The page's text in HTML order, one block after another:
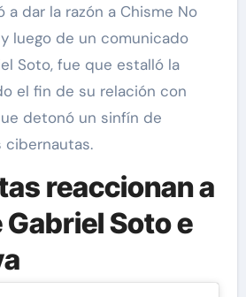
a dar la razón a Chisme No
luego de un comunicado
Soto, fue que estalló la
el fin de su relación con
detonó un sinfín de
cibernautas.
reaccionan a
Soto e